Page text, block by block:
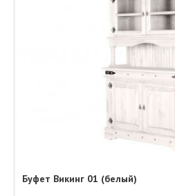
Буфет Викинг 01 (белый)